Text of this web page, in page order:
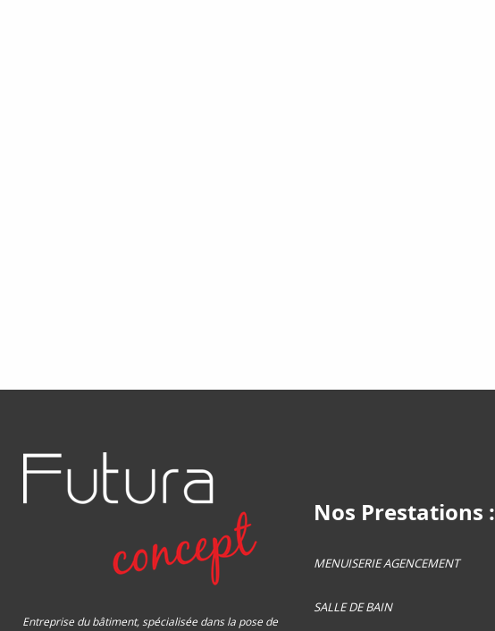
Entreprise du bâtiment, spécialisée dans la pose de
Nos Prestations :
MENUISERIE AGENCEMENT
SALLE DE BAIN